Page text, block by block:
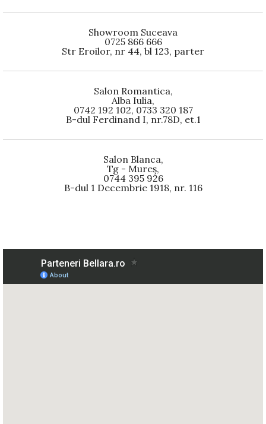
Showroom Suceava
0725 866 666
Str Eroilor, nr 44, bl 123, parter
Salon Romantica,
Alba Iulia,
0742 192 102, 0733 320 187
B-dul Ferdinand I, nr.78D, et.1
Salon Blanca,
Tg - Mureș,
0744 395 926
B-dul 1 Decembrie 1918, nr. 116